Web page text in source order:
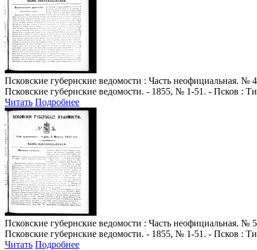
Псковские губернские ведомости : Часть неофициальная. №
Псковские губернские ведомости. - 1855, № 1-51. - Псков :
Читать Подробнее
Псковские губернские ведомости : Часть неофициальная. №
Псковские губернские ведомости. - 1855, № 1-51. - Псков :
Читать Подробнее